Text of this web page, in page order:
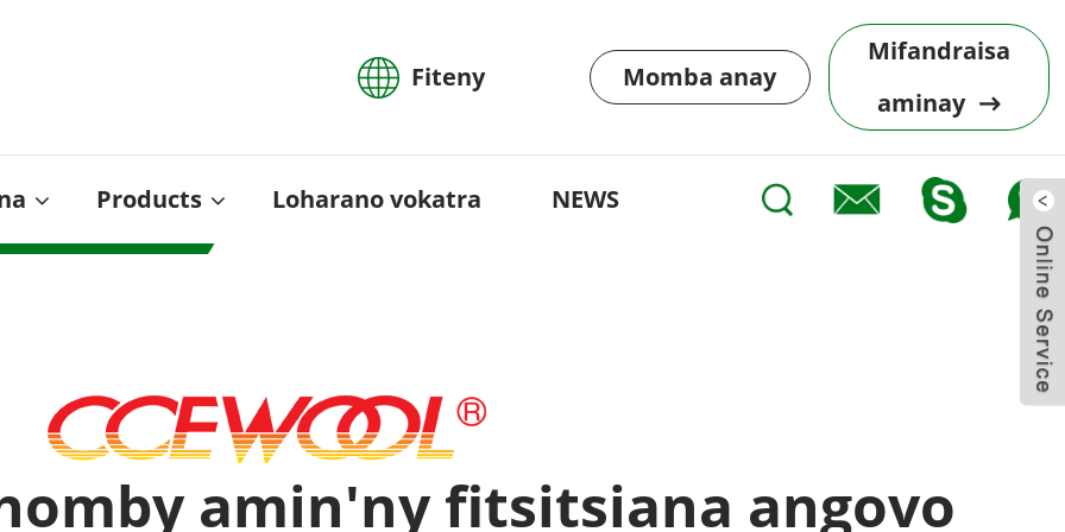
Fiteny Momba anay
Mifandraisa
aminay
Products Loharano vokatra NEWS
Energy-Saving Stability
amin'ny fitsitsiana angovo